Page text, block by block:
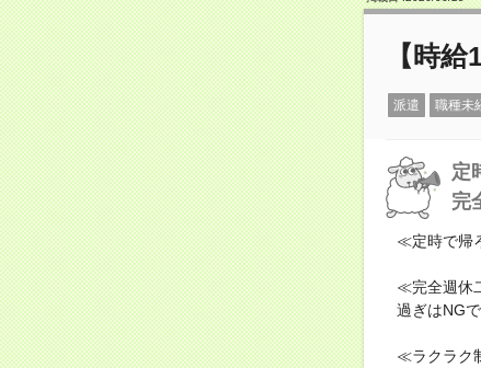
【時
派遣 職種未
定
完
≪定時で帰
≪完全週休
過ぎはNG
≪ラクラク